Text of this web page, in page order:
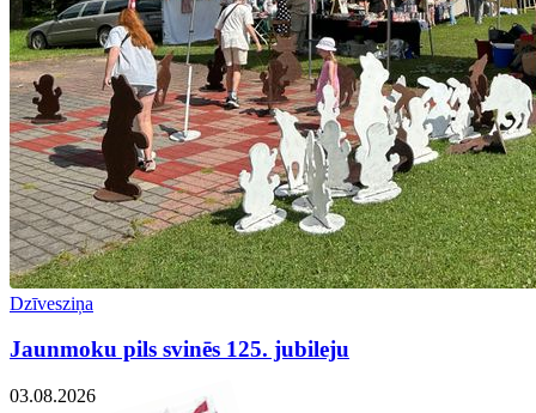
Dzīvesziņa
Jaunmoku pils svinēs 125. jubileju
03.08.2026